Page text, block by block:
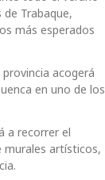
Trabaque,
más esperados
acogerá
en uno de los
a recorrer el
murales artísticos,